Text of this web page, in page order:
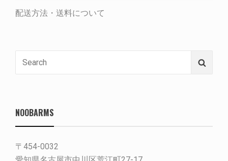
配送方法・送料について
NOOBARMS
〒454-0032